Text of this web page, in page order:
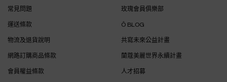
常見問題
運送條款
物流及退貨說明
網路訂購商品條款
會員權益條款
玫瑰會員俱樂部
Ô BLOG
共寫未來公益計畫
蘭蔻美麗世界永續計畫
人才招募